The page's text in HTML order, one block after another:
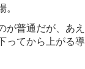
が普通だが、あえ
ってから上がる導